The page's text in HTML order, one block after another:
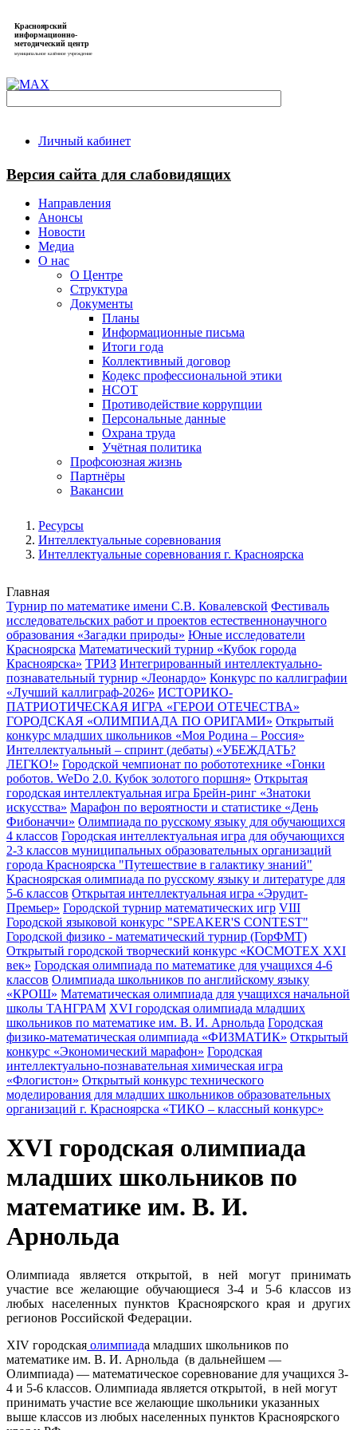
Красноярский
информационно-
методический центр
муниципальное казённое учреждение
Личный кабинет
Версия сайта для слабовидящих
Направления
Анонсы
Новости
Медиа
О нас
О Центре
Структура
Документы
Планы
Информационные письма
Итоги года
Коллективный договор
Кодекс профессиональной этики
НСОТ
Противодействие коррупции
Персональные данные
Охрана труда
Учётная политика
Профсоюзная жизнь
Партнёры
Вакансии
Ресурсы
Интеллектуальные соревнования
Интеллектуальные соревнования г. Красноярска
Главная
Турнир по математике имени С.В. Ковалевской Фестиваль
исследовательских работ и проектов естественнонаучного
образования «Загадки природы» Юные исследователи
Красноярска Математический турнир «Кубок города
Красноярска» ТРИЗ Интегрированный интеллектуально-
познавательный турнир «Леонардо» Конкурс по каллиграфии
«Лучший каллиграф-2026» ИСТОРИКО-
ПАТРИОТИЧЕСКАЯ ИГРА «ГЕРОИ ОТЕЧЕСТВА»
ГОРОДСКАЯ «ОЛИМПИАДА ПО ОРИГАМИ» Открытый
конкурс младших школьников «Моя Родина – Россия»
Интеллектуальный – спринт (дебаты) «УБЕЖДАТЬ?
ЛЕГКО!» Городской чемпионат по робототехнике «Гонки
роботов. WeDo 2.0. Кубок золотого поршня» Открытая
городская интеллектуальная игра Брейн-ринг «Знатоки
искусства» Марафон по вероятности и статистике «День
Фибоначчи» Олимпиада по русскому языку для обучающихся
4 классов Городская интеллектуальная игра для обучающихся
2-3 классов муниципальных образовательных организаций
города Красноярска "Путешествие в галактику знаний"
Красноярская олимпиада по русскому языку и литературе для
5-6 классов Открытая интеллектуальная игра «Эрудит-
Премьер» Городской турнир математических игр VIII
Городской языковой конкурс "SPEAKER'S CONTEST"
Городской физико - математический турнир (ГорФМТ)
Открытый городской творческий конкурс «КОСМОТЕХ XXI
век» Городская олимпиада по математике для учащихся 4-6
классов Олимпиада школьников по английскому языку
«КРОШ» Математическая олимпиада для учащихся начальной
школы ТАНГРАМ XVI городская олимпиада младших
школьников по математике им. В. И. Арнольда Городская
физико-математическая олимпиада «ФИЗМАТИК» Открытый
конкурс «Экономический марафон» Городская
интеллектуально-познавательная химическая игра
«Флогистон» Открытый конкурс технического
моделирования для младших школьников образовательных
организаций г. Красноярска «ТИКО – классный конкурс»
XVI городская олимпиада
младших школьников по
математике им. В. И.
Арнольда
Олимпиада является открытой, в ней могут принимать
участие все желающие обучающиеся 3-4 и 5-6 классов из
любых населенных пунктов Красноярского края и других
регионов Российской Федерации.
XIV городская олимпиада младших школьников по
математике им. В. И. Арнольда (в дальнейшем —
Олимпиада) — математическое соревнование для учащихся 3-
4 и 5-6 классов. Олимпиада является открытой, в ней могут
принимать участие все желающие школьники указанных
выше классов из любых населенных пунктов Красноярского